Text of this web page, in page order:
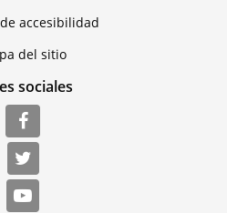
accesibilidad
del sitio
sociales